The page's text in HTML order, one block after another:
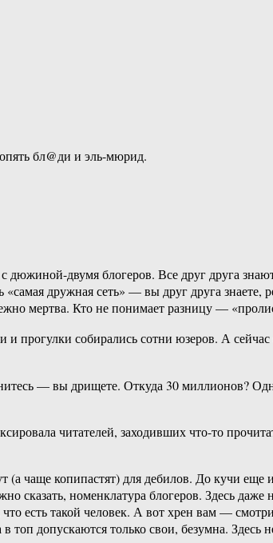
бл@ди и эль-мюрид.
дюжиной-двумя блогеров. Все друг друга
дружная сеть» — вы друг друга знаете,
мертва. Кто не понимает разницу —
и прогулки собирались сотни юзеров. А
— вы дрищете. Откуда 30 миллионов?
читателей, заходивших что-то
(а чаще копипастят) для дебилов. До кучи
сказать, номенклатура блогеров. Здесь даже
есть такой человек. А вот хрен вам —
допускаются только свои, безумна. Здесь